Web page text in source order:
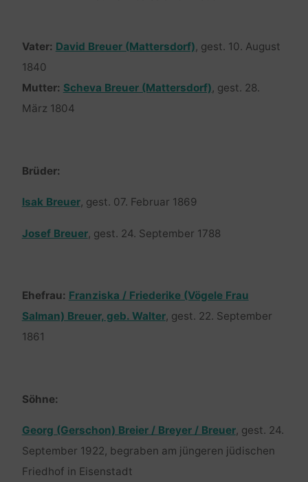
Vater: David Breuer (Mattersdorf), gest. 10. August
1840
Mutter: Scheva Breuer (Mattersdorf), gest. 28.
März 1804
Brüder:
Isak Breuer, gest. 07. Februar 1869
Josef Breuer, gest. 24. September 1788
Ehefrau: Franziska / Friederike (Vögele Frau
Salman) Breuer, geb. Walter, gest. 22. September
1861
Söhne:
Georg (Gerschon) Breier / Breyer / Breuer, gest. 24.
September 1922, begraben am jüngeren jüdischen
Friedhof in Eisenstadt